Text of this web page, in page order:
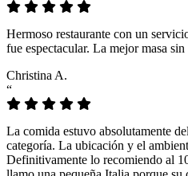
Hermoso restaurante con un
fue espectacular. La mejor masa
Christina A.
“
La comida estuvo absolutamente
categoría. La ubicación y el
Definitivamente lo recomiendo al